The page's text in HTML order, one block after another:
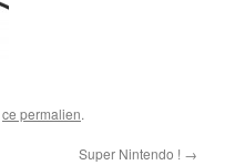
ce permalien.
Super Nintendo ! →